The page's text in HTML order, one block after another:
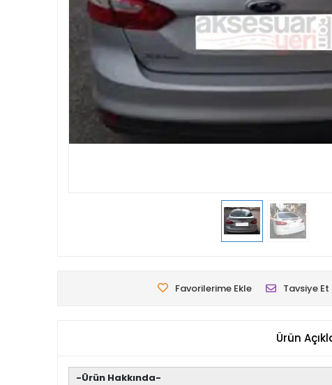
Favorilerime Ekle Tavsiye Et
Ürün
-Ürün Hakkında-